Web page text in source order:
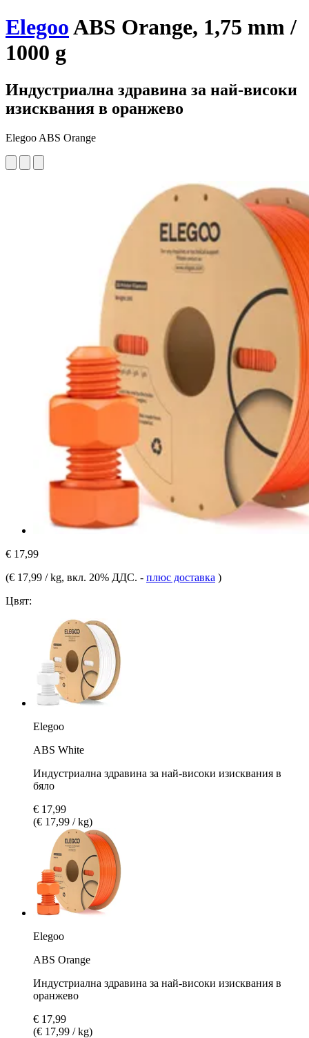
ElegooABS Orange, 1,75 mm /
1000 g
Индустриална здравина за най-високи
изисквания в оранжево
Elegoo ABS Orange
€ 17,99
(€ 17,99 / kg, вкл. 20% ДДС. - плюс доставка )
Цвят:
Elegoo
ABS White
Индустриална здравина за най-високи изисквания в
бяло
€ 17,99
(€ 17,99 / kg)
Elegoo
ABS Orange
Индустриална здравина за най-високи изисквания в
оранжево
€ 17,99
(€ 17,99 / kg)